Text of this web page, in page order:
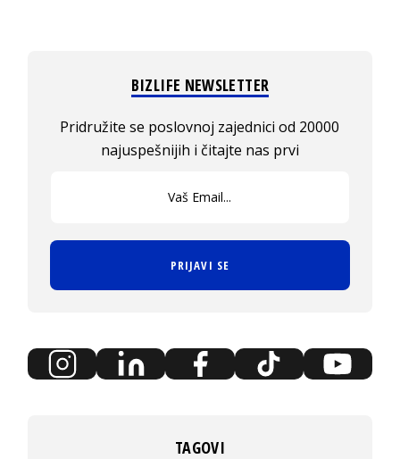
BIZLIFE NEWSLETTER
Pridružite se poslovnoj zajednici od 20000
najuspešnijih i čitajte nas prvi
PRIJAVI SE
TAGOVI